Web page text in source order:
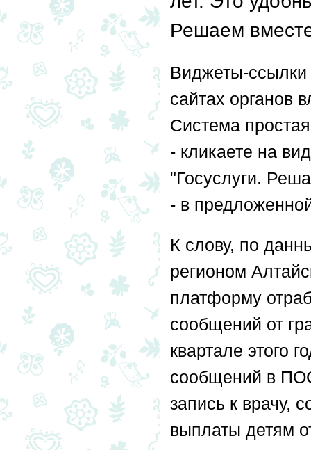
Решаем
Виджеты-ссылки
сайтах органов
Система
- кликаете на
"Госуслуги.
- в
К слову, по
регионом
платформу
сообщений от
квартале этого
сообщений в
запись к врачу,
выплаты детям